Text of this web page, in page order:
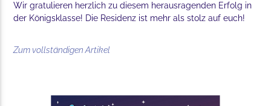
Wir gratulieren herzlich zu diesem herausragenden Erfolg in
der Königsklasse! Die Residenz ist mehr als stolz auf euch!
Zum vollständigen Artikel